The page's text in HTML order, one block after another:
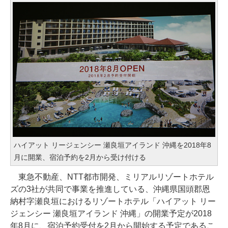
ハイアット リージェンシー 瀬良垣アイランド 沖縄を2018年8
月に開業、宿泊予約を2月から受け付ける
東急不動産、NTT都市開発、ミリアルリゾートホテル
ズの3社が共同で事業を推進している、沖縄県国頭郡恩
納村字瀬良垣におけるリゾートホテル「ハイアット リー
ジェンシー 瀬良垣アイランド 沖縄」の開業予定が2018
年8月に、宿泊予約受付を2月から開始する予定であるこ